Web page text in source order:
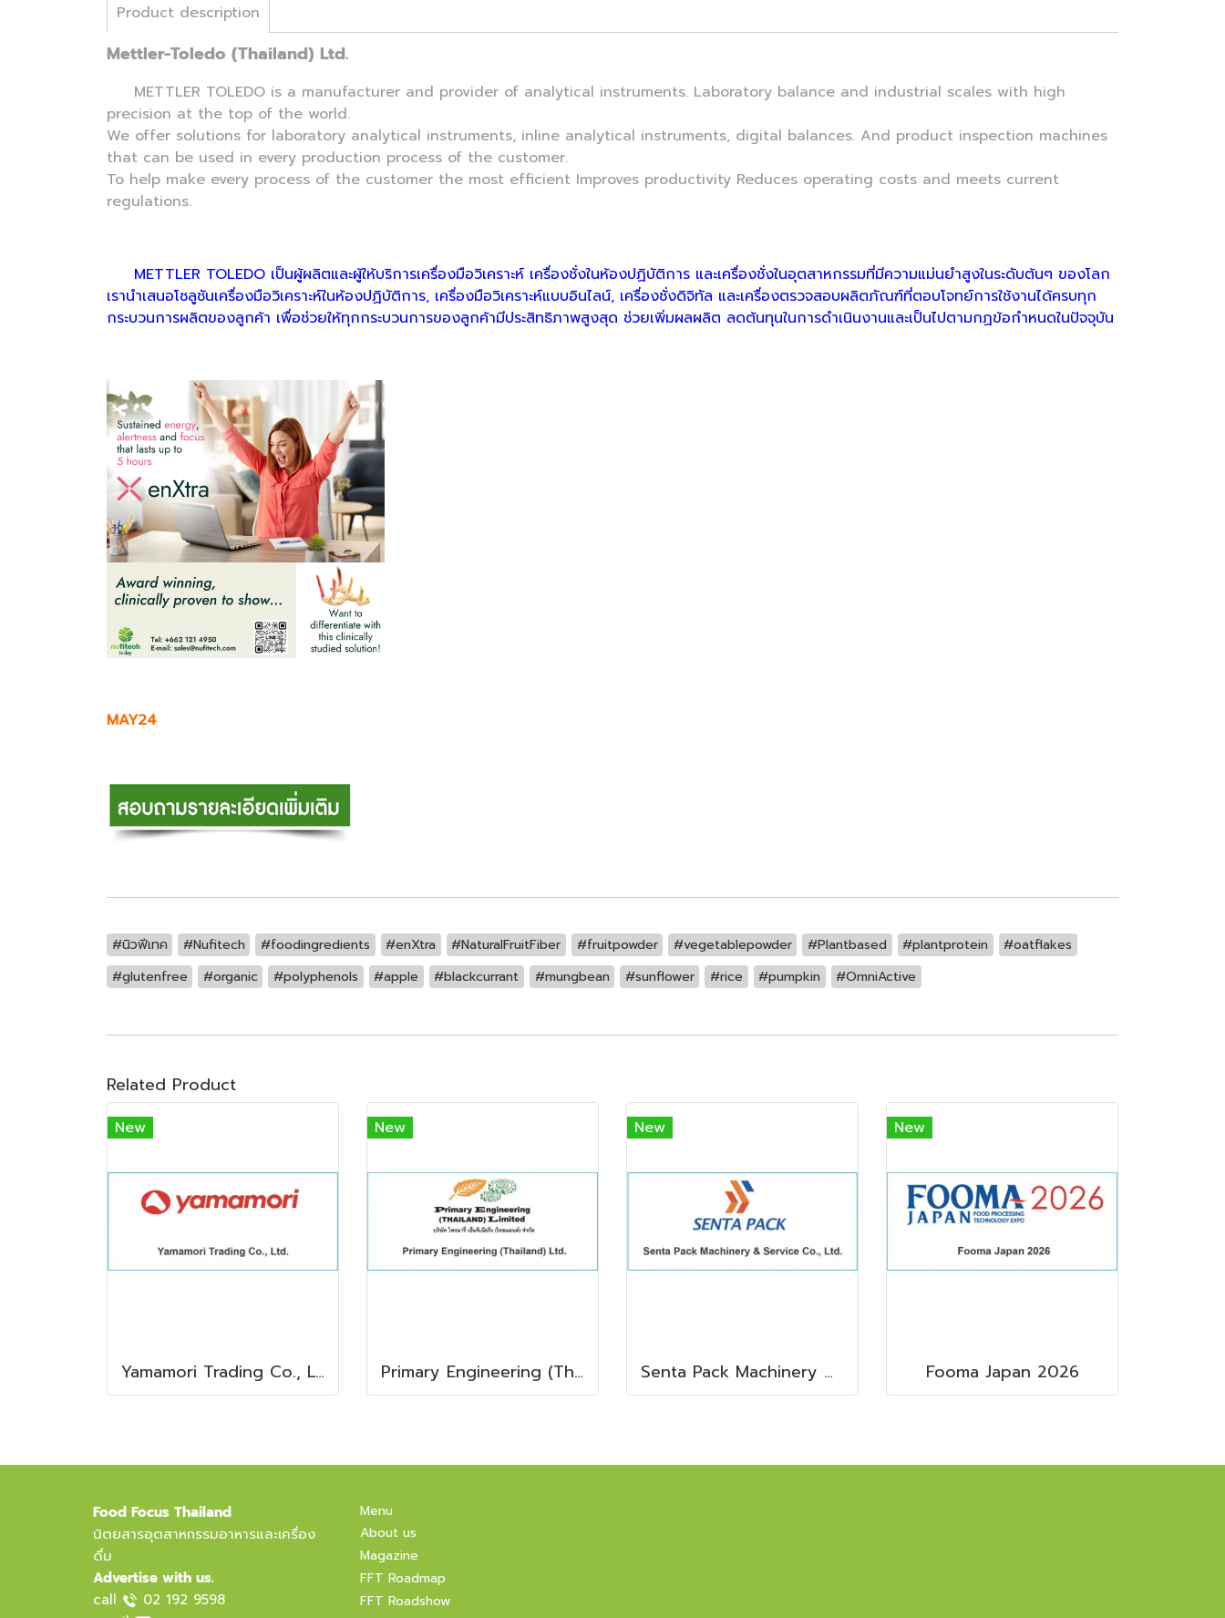
Product description
Mettler-Toledo (Thailand) Ltd.
METTLER TOLEDO is a manufacturer and provider of analytical instruments. Laboratory balance and industrial scales with high
precision at the top of the world.
We offer solutions for laboratory analytical instruments, inline analytical instruments, digital balances. And product inspection machines
that can be used in every production process of the customer.
To help make every process of the customer the most efficient Improves productivity Reduces operating costs and meets current
regulations.
METTLER TOLEDO เป็นผู้ผลิตและผู้ให้บริการเครื่องมือวิเคราะห์ เครื่องชั่งในห้องปฏิบัติการ และเครื่องชั่งในอุตสาหกรรมที่มีความแม่นยำสูงในระดับต้นๆ ของโลก
เรานำเสนอโซลูชันเครื่องมือวิเคราะห์ในห้องปฏิบัติการ, เครื่องมือวิเคราะห์แบบอินไลน์, เครื่องชั่งดิจิทัล และเครื่องตรวจสอบผลิตภัณฑ์ที่ตอบโจทย์การใช้งานได้ครบทุก
กระบวนการผลิตของลูกค้า เพื่อช่วยให้ทุกกระบวนการของลูกค้ามีประสิทธิภาพสูงสุด ช่วยเพิ่มผลผลิต ลดต้นทุนในการดำเนินงานและเป็นไปตามกฏข้อกำหนดในปัจจุบัน
MAY24
#นิวฟีเทค #Nufitech #foodingredients #enXtra #NaturalFruitFiber #fruitpowder #vegetablepowder #Plantbased #plantprotein
#oatflakes
#glutenfree
#organic #polyphenols #apple #blackcurrant #mungbean #sunflower #rice #pumpkin #OmniActive
Related Product
New
Yamamori Trading Co., Ltd.
New
Primary Engineering (Thailand) Ltd.
New
Senta Pack Machinery & Service Co., Ltd.
New
Fooma Japan 2026
Food Focus Thailand
นิตยสารอุตสาหกรรมอาหารและเครื่อง
ดื่ม
Advertise with us.
call
02 192 9598
Menu
About us
Magazine
FFT Roadmap
FFT Roadshow